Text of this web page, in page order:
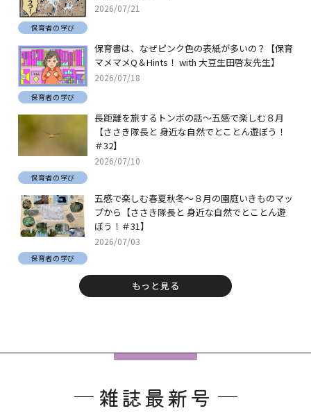
2026/07/21
保育者の学び
保育書は、なぜピンク色の表紙が多いの？【保育
マメマメQ＆Hints！ with 大豆生田啓友先生】
2026/07/18
保育者の学び
長距離を旅するトンボの話～五感で楽しむ８月
【ささき隊長と 身近な自然でとことん遊ぼう！
＃32】
2026/07/10
保育者の学び
五感で楽しむ春夏秋冬～８月の園庭いきものマッ
プから【ささき隊長と 身近な自然でとことん遊
ぼう！＃31】
2026/07/03
保育者の学び
もっと見る
雑誌最新号